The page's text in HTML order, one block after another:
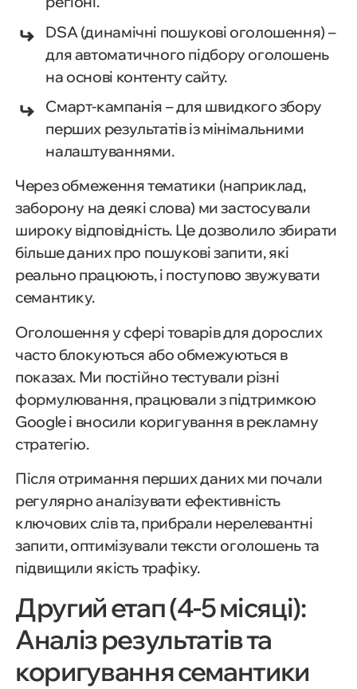
DSA (динамічні пошукові оголошення) –
для автоматичного підбору оголошень
на основі контенту сайту.
Смарт-кампанія – для швидкого збору
перших результатів із мінімальними
налаштуваннями.
Через обмеження тематики (наприклад,
заборону на деякі слова) ми застосували
широку відповідність. Це дозволило збирати
більше даних про пошукові запити, які
реально працюють, і поступово звужувати
семантику.
Оголошення у сфері товарів для дорослих
часто блокуються або обмежуються в
показах. Ми постійно тестували різні
формулювання, працювали з підтримкою
Google і вносили коригування в рекламну
стратегію.
Після отримання перших даних ми почали
регулярно аналізувати ефективність
ключових слів та, прибрали нерелевантні
запити, оптимізували тексти оголошень та
підвищили якість трафіку.
Другий етап (4-5 місяці):
Аналіз результатів та
коригування семантики